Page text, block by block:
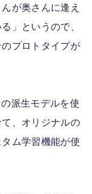
が奥さんに逢え
」というので、
プロトタイプが
派生モデルを使
、オリジナルの
ム学習機能が使